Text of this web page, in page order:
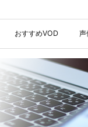
おすすめVOD 声